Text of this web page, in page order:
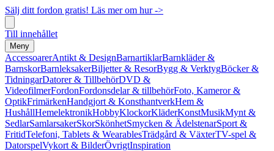
Sälj ditt fordon gratis! Läs mer om hur ->
Till innehållet
Meny
AccessoarerAntikt & DesignBarnartiklarBarnkläder &
BarnskorBarnleksakerBiljetter & ResorBygg & VerktygBöcker &
TidningarDatorer & TillbehörDVD &
VideofilmerFordonFordonsdelar & tillbehörFoto, Kameror &
OptikFrimärkenHandgjort & KonsthantverkHem &
HushållHemelektronikHobbyKlockorKläderKonstMusikMynt &
SedlarSamlarsakerSkorSkönhetSmycken & ÄdelstenarSport &
FritidTelefoni, Tablets & WearablesTrädgård & VäxterTV-spel &
DatorspelVykort & BilderÖvrigtInspiration